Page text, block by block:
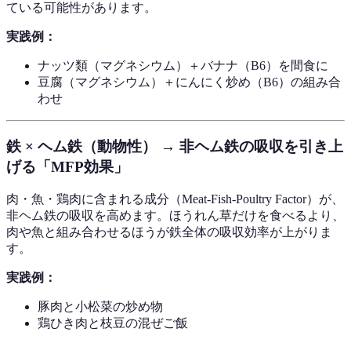
ている可能性があります。
実践例：
ナッツ類（マグネシウム）＋バナナ（B6）を間食に
豆腐（マグネシウム）＋にんにく炒め（B6）の組み合
わせ
鉄 × ヘム鉄（動物性） → 非ヘム鉄の吸収を引き上
げる「MFP効果」
肉・魚・鶏肉に含まれる成分（Meat-Fish-Poultry Factor）が、
非ヘム鉄の吸収を高めます。ほうれん草だけを食べるより、
肉や魚と組み合わせるほうが鉄全体の吸収効率が上がりま
す。
実践例：
豚肉と小松菜の炒め物
鶏ひき肉と枝豆の混ぜご飯